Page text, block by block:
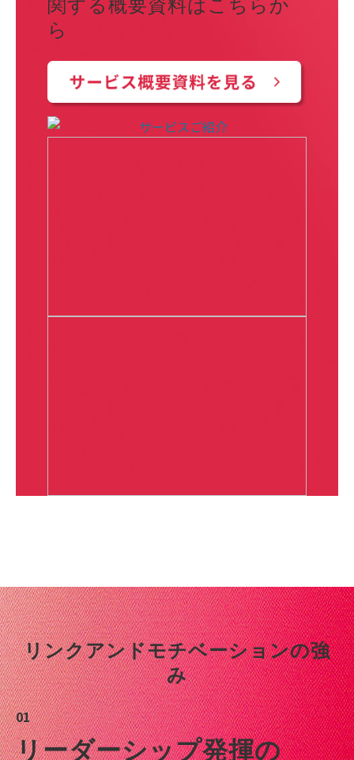
関する概要資料はこちらか
ら
リンクアンドモチベーションの強
み
01
リーダーシップ発揮の